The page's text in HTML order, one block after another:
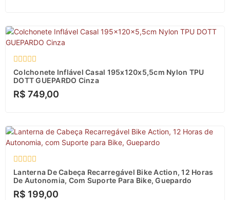
Avaliação
0
de
5
Colchonete Inflável Casal 195x120x5,5cm Nylon TPU
DOTT GUEPARDO Cinza
R$ 749,00
Avaliação
0
de
5
Lanterna De Cabeça Recarregável Bike Action, 12 Horas
De Autonomia, Com Suporte Para Bike, Guepardo
R$ 199,00